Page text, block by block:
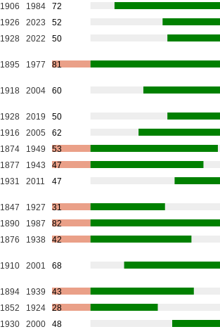
1906 1984
72
1926 2023
52
1928 2022 50
1895 1977 81
1918 2004 60
1928 2019
50
1916 2005
62
1874 1949
53
1877 1943
47
1931 2011 47
1847 1927
31
1890 1987
82
1876 1938 42
1910 2001 68
1894 1939
43
1852 1924
28
1930 2000
48